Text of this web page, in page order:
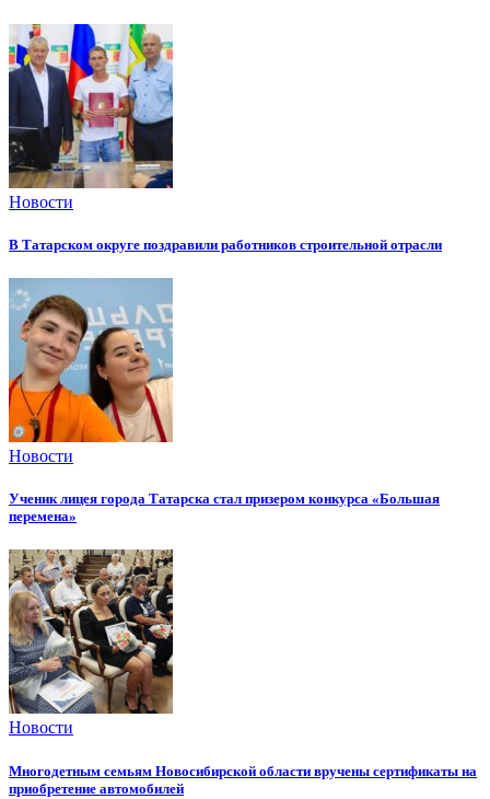
Новости
В Татарском округе поздравили работников строительной отрасли
Новости
Ученик лицея города Татарска стал призером конкурса «Большая
перемена»
Новости
Многодетным семьям Новосибирской области вручены сертификаты на
приобретение автомобилей